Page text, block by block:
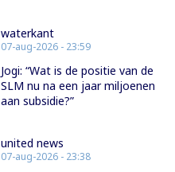
waterkant
07-aug-2026 - 23:59
Jogi: “Wat is de positie van de
SLM nu na een jaar miljoenen
aan subsidie?”
united news
07-aug-2026 - 23:38